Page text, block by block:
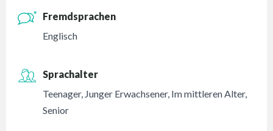
Fremdsprachen
Englisch
Sprachalter
Teenager, Junger Erwachsener, Im mittleren Alter,
Senior